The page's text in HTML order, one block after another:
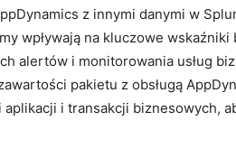
z innymi danymi w
wpływają na kluczowe
alertów i monitorowania usług
pakietu z obsługą
i transakcji biznesowych,